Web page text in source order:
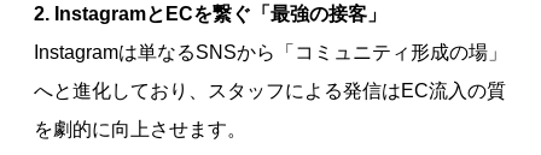
2. InstagramとECを繋ぐ「最強の接客」
Instagramは単なるSNSから「コミュニティ形成の場」
へと進化しており、スタッフによる発信はEC流入の質
を劇的に向上させます。